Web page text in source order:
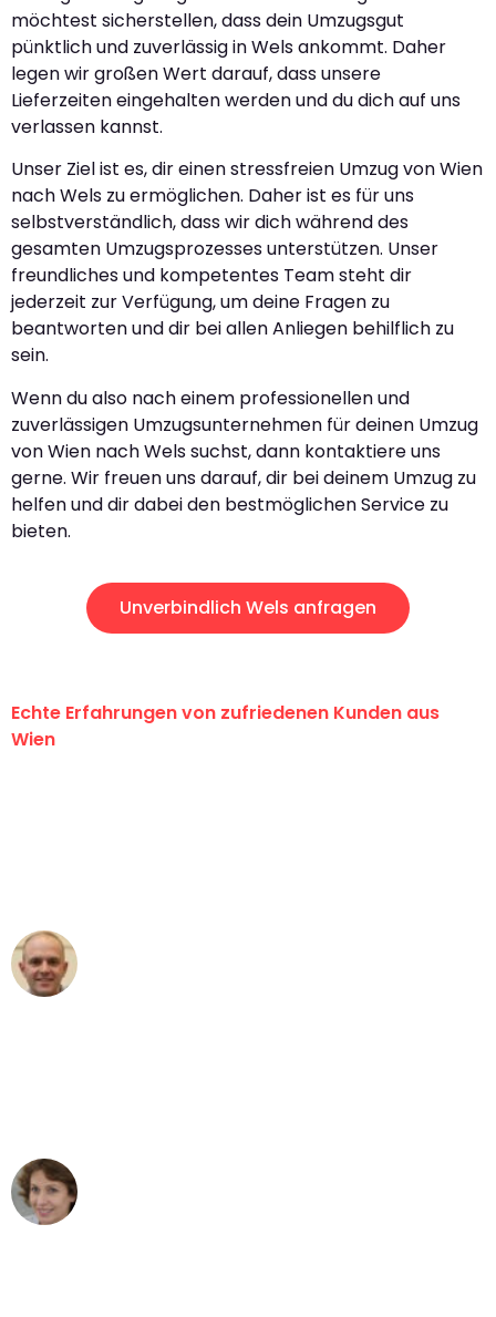
möchtest sicherstellen, dass dein Umzugsgut
pünktlich und zuverlässig in Wels ankommt. Daher
legen wir großen Wert darauf, dass unsere
Lieferzeiten eingehalten werden und du dich auf uns
verlassen kannst.
Unser Ziel ist es, dir einen stressfreien Umzug von Wien
nach Wels zu ermöglichen. Daher ist es für uns
selbstverständlich, dass wir dich während des
gesamten Umzugsprozesses unterstützen. Unser
freundliches und kompetentes Team steht dir
jederzeit zur Verfügung, um deine Fragen zu
beantworten und dir bei allen Anliegen behilflich zu
sein.
Wenn du also nach einem professionellen und
zuverlässigen Umzugsunternehmen für deinen Umzug
von Wien nach Wels suchst, dann kontaktiere uns
gerne. Wir freuen uns darauf, dir bei deinem Umzug zu
helfen und dir dabei den bestmöglichen Service zu
bieten.
Unverbindlich Wels anfragen
Echte Erfahrungen von zufriedenen Kunden aus
Wien